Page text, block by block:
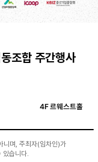
조합 주간행사
4F 르웨스트홀
니며, 주최자(임차인)가
있습니다.